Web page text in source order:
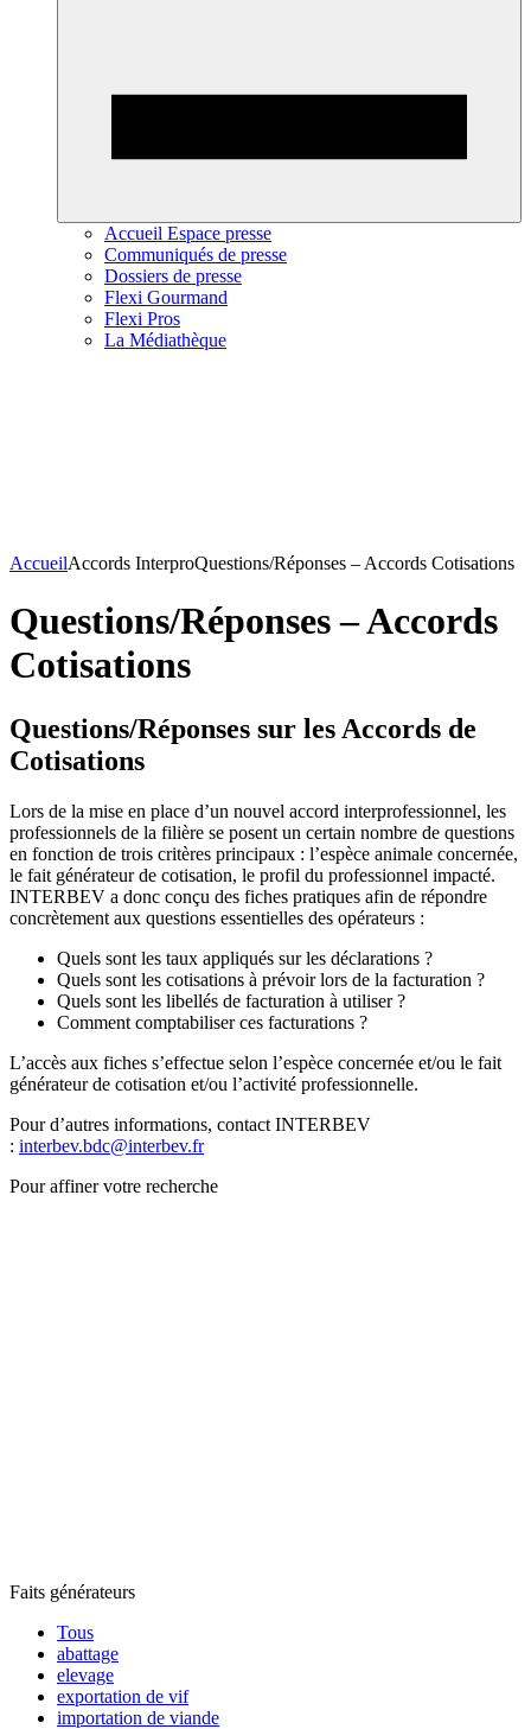
Accueil Espace presse
Communiqués de presse
Dossiers de presse
Flexi Gourmand
Flexi Pros
La Médiathèque
AccueilAccords InterproQuestions/Réponses – Accords Cotisations
Questions/Réponses – Accords
Cotisations
Questions/Réponses sur les Accords de
Cotisations
Lors de la mise en place d’un nouvel accord interprofessionnel, les
professionnels de la filière se posent un certain nombre de questions
en fonction de trois critères principaux : l’espèce animale concernée,
le fait générateur de cotisation, le profil du professionnel impacté.
INTERBEV a donc conçu des fiches pratiques afin de répondre
concrètement aux questions essentielles des opérateurs :
Quels sont les taux appliqués sur les déclarations ?
Quels sont les cotisations à prévoir lors de la facturation ?
Quels sont les libellés de facturation à utiliser ?
Comment comptabiliser ces facturations ?
L’accès aux fiches s’effectue selon l’espèce concernée et/ou le fait
générateur de cotisation et/ou l’activité professionnelle.
Pour d’autres informations, contact INTERBEV
: interbev.bdc@interbev.fr
Pour affiner votre recherche
Faits générateurs
Tous
abattage
elevage
exportation de vif
importation de viande